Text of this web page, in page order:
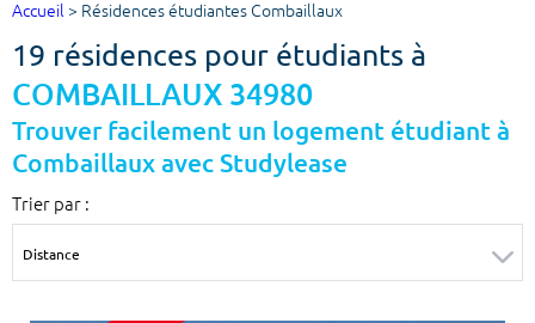
Votre recherche
Ville, école
Accueil > Résidences étudiantes Combaillaux
19 résidences pour étudiants à
COMBAILLAUX 34980
Trouver facilement un logement étudiant à
Combaillaux avec Studylease
Trier par :